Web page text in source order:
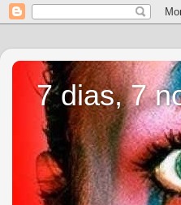
7 dias, 7